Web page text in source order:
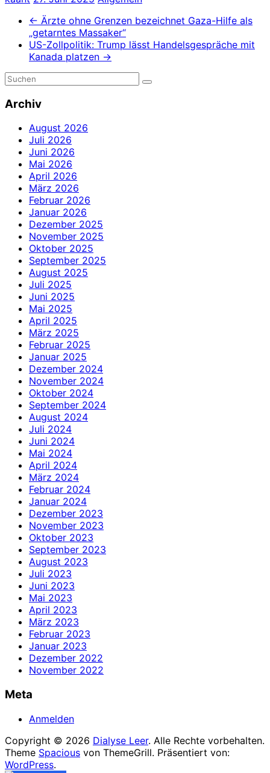
← Ärzte ohne Grenzen bezeichnet Gaza-Hilfe als
„getarntes Massaker“
US-Zollpolitik: Trump lässt Handelsgespräche mit
Kanada platzen →
Archiv
August 2026
Juli 2026
Juni 2026
Mai 2026
April 2026
März 2026
Februar 2026
Januar 2026
Dezember 2025
November 2025
Oktober 2025
September 2025
August 2025
Juli 2025
Juni 2025
Mai 2025
April 2025
März 2025
Februar 2025
Januar 2025
Dezember 2024
November 2024
Oktober 2024
September 2024
August 2024
Juli 2024
Juni 2024
Mai 2024
April 2024
März 2024
Februar 2024
Januar 2024
Dezember 2023
November 2023
Oktober 2023
September 2023
August 2023
Juli 2023
Juni 2023
Mai 2023
April 2023
März 2023
Februar 2023
Januar 2023
Dezember 2022
November 2022
Meta
Anmelden
Copyright © 2026 Dialyse Leer. Alle Rechte vorbehalten.
Theme Spacious von ThemeGrill. Präsentiert von:
WordPress.